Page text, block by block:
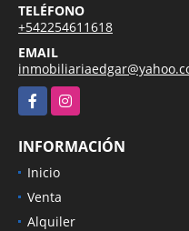
TELÉFONO
+542254611618
EMAIL
FacebookInstagram
INFORMACIÓN
Inicio
Venta
Alquiler